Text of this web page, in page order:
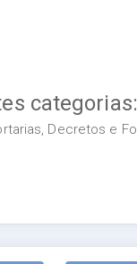
categorias:
Decretos e